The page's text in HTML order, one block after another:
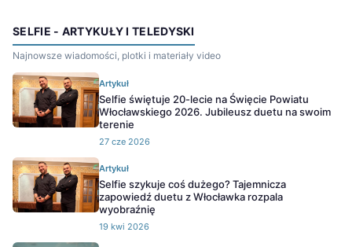
SELFIE - ARTYKUŁY I TELEDYSKI
Najnowsze wiadomości, plotki i materiały video
Artykuł
Selfie świętuje 20-lecie na Święcie Powiatu
Włocławskiego 2026. Jubileusz duetu na swoim
terenie
27 cze 2026
Artykuł
Selfie szykuje coś dużego? Tajemnicza
zapowiedź duetu z Włocławka rozpala
wyobraźnię
19 kwi 2026